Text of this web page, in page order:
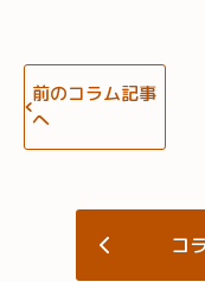
前のコラム記事
へ
コ